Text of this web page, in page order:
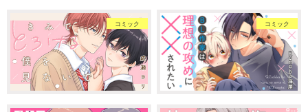
コミック コミック